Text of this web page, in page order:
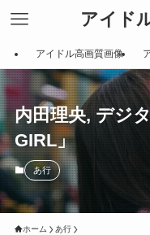
アイド
アイドル高画質画像
内田理央, デジ
GIRL」
あ行
ホーム あ行